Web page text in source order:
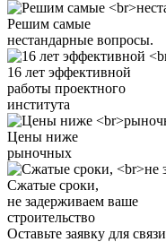
Решим самые
нестандарные вопросы.
16 лет эффективной
работы проектного
института
Цены ниже
рыночных
Сжатые сроки,
не задерживаем ваше
строительство
Оставьте заявку для